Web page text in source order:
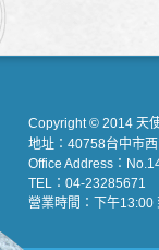
Copyright © 2014 天
地址：40758台中市
Office Address：
TEL：04-23285671
營業時間：下午13:00